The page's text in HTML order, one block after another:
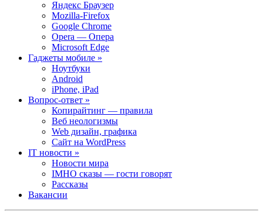
Яндекс Браузер
Mozilla-Firefox
Google Chrome
Opera — Опера
Microsoft Edge
Гаджеты мобиле »
Ноутбуки
Android
iPhone, iPad
Вопрос-ответ »
Копирайтинг — правила
Веб неологизмы
Web дизайн, графика
Сайт на WordPress
IT новости »
Новости мира
IMHO сказы — гости говорят
Рассказы
Вакансии